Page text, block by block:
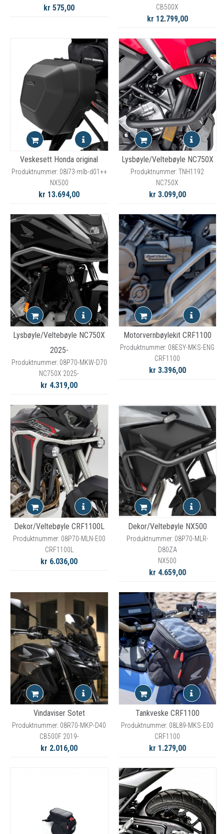
kr 575,00 CB500X
kr 12.799,00
Veskesett Honda original
Produktnummer: 08l73-mlb-d01++
NX500
kr 13.694,00
Lysbøyle/Veltebøyle NC750X
Produktnummer: TNH1192
NC750X
kr 3.099,00
Lysbøyle/Veltebøyle NC750X
2025-
Produktnummer: 08P70-MKW-D70
NC750X 2025-
kr 4.319,00
Motorvernbøylekit CRF1100
Produktnummer: 08ESY-MKS-ENG
CRF1100
kr 3.396,00
Dekor/Veltebøyle CRF1100L
Produktnummer: 08P70-MLN-E00
CRF1100L
kr 6.036,00
Dekor/Veltebøyle NX500
Produktnummer: 08P70-MLR-
D80ZA
NX500
kr 4.659,00
Vindaviser Sotet
Produktnummer: 08R70-MKP-D40
CB500F 2019-
kr 2.016,00
Tankveske CRF1100
Produktnummer: 08L89-MKS-E00
CRF1100
kr 1.279,00